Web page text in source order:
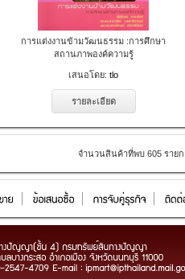
การแต่งงานข้ามวัฒนธรรม :การศึกษา
สถานภาพองค์ความรู้
เสนอโดย: tlo
รายละเอียด
จำนวนสินค้าที่พบ 605 รายก